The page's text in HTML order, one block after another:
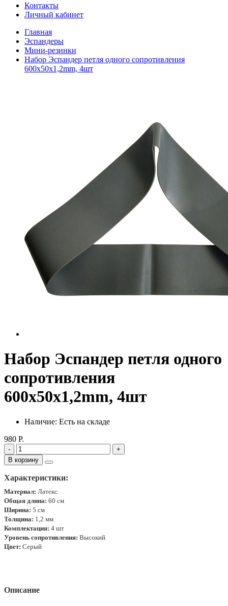
Контакты
Личный кабинет
Главная
Эспандеры
Мини-резинки
Набор Эспандер петля одного сопротивления
600x50x1,2mm, 4шт
Набор Эспандер петля одного
сопротивления
600x50x1,2mm, 4шт
Наличие: Есть на складе
980 Р.
-
+
В корзину
Характеристики:
Материал: Латекс
Общая длина: 60 см
Ширина: 5 см
Толщина: 1,2 мм
Комплектация: 4 шт
Уровень сопротивления: Высокий
Цвет: Серый
Описание